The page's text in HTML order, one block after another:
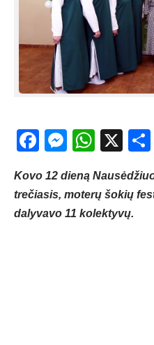
Facebook
X
Kovo 12 dieną
trečiasis, moterų šokių
dalyvavo 11 kolektyvų.